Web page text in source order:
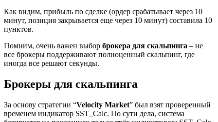
Как видим, прибыль по сделке (ордер срабатывает через 10
минут, позиция закрывается еще через 10 минут) составила 10
пунктов.
Помним, очень важен выбор брокера для скальпинга – не
все брокеры поддерживают полноценный скальпинг, где
иногда все решают секунды.
Брокеры для скальпинга
За основу стратегии “Velocity Market” был взят проверенный
временем индикатор SST_Calc. По сути дела, система